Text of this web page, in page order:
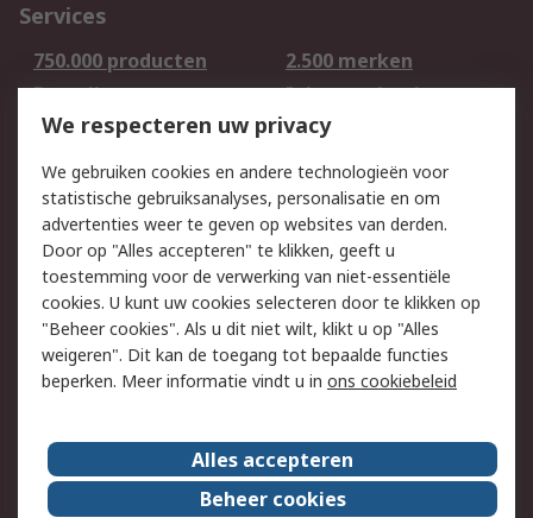
Services
750.000 producten
2.500 merken
Bestellen
Inkoopoplossingen
Retouren
Technisch advies
Track & Trace
Wettelijk
Cookiebeleid
Email veiligheid
Privacybeleid -
Bijgewerkt
Websitevoorwaarden
Algemene
verkoopvoorwaarden
Over RS
RS Group
Over ons
We respecteren uw privacy
We gebruiken cookies en andere technologieën voor
statistische gebruiksanalyses, personalisatie en om
advertenties weer te geven op websites van derden.
Door op "Alles accepteren" te klikken, geeft u
toestemming voor de verwerking van niet-essentiële
cookies. U kunt uw cookies selecteren door te klikken op
"Beheer cookies". Als u dit niet wilt, klikt u op "Alles
weigeren". Dit kan de toegang tot bepaalde functies
beperken. Meer informatie vindt u in ons cookiebeleid
Alles accepteren
Beheer cookies